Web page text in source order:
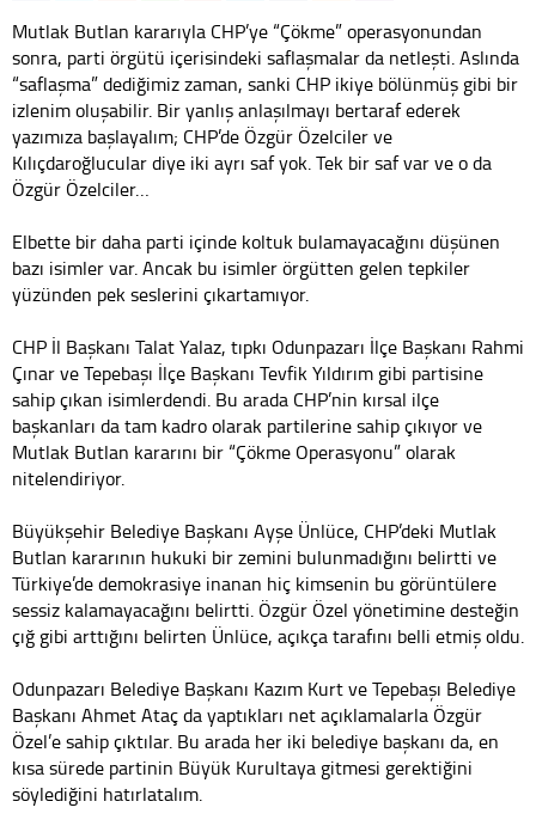
Mutlak Butlan kararıyla CHP’ye “Çökme” operasyonundan
sonra, parti örgütü içerisindeki saflaşmalar da netleşti. Aslında
“saflaşma” dediğimiz zaman, sanki CHP ikiye bölünmüş gibi bir
izlenim oluşabilir. Bir yanlış anlaşılmayı bertaraf ederek
yazımıza başlayalım; CHP’de Özgür Özelciler ve
Kılıçdaroğlucular diye iki ayrı saf yok. Tek bir saf var ve o da
Özgür Özelciler…
Elbette bir daha parti içinde koltuk bulamayacağını düşünen
bazı isimler var. Ancak bu isimler örgütten gelen tepkiler
yüzünden pek seslerini çıkartamıyor.
CHP İl Başkanı Talat Yalaz, tıpkı Odunpazarı İlçe Başkanı Rahmi
Çınar ve Tepebaşı İlçe Başkanı Tevfik Yıldırım gibi partisine
sahip çıkan isimlerdendi. Bu arada CHP’nin kırsal ilçe
başkanları da tam kadro olarak partilerine sahip çıkıyor ve
Mutlak Butlan kararını bir “Çökme Operasyonu” olarak
nitelendiriyor.
Büyükşehir Belediye Başkanı Ayşe Ünlüce, CHP’deki Mutlak
Butlan kararının hukuki bir zemini bulunmadığını belirtti ve
Türkiye’de demokrasiye inanan hiç kimsenin bu görüntülere
sessiz kalamayacağını belirtti. Özgür Özel yönetimine desteğin
çığ gibi arttığını belirten Ünlüce, açıkça tarafını belli etmiş oldu.
Odunpazarı Belediye Başkanı Kazım Kurt ve Tepebaşı Belediye
Başkanı Ahmet Ataç da yaptıkları net açıklamalarla Özgür
Özel’e sahip çıktılar. Bu arada her iki belediye başkanı da, en
kısa sürede partinin Büyük Kurultaya gitmesi gerektiğini
söylediğini hatırlatalım.